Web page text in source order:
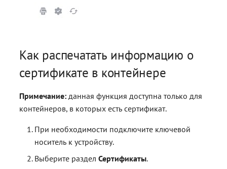
Как распечатать информацию о
сертификате в контейнере
Примечание: данная функция доступна только для
контейнеров, в которых есть сертификат.
При необходимости подключите ключевой
носитель к устройству.
Выберите разделСертификаты.